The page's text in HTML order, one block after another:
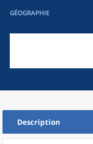
GÉOGRAPHIE
Description